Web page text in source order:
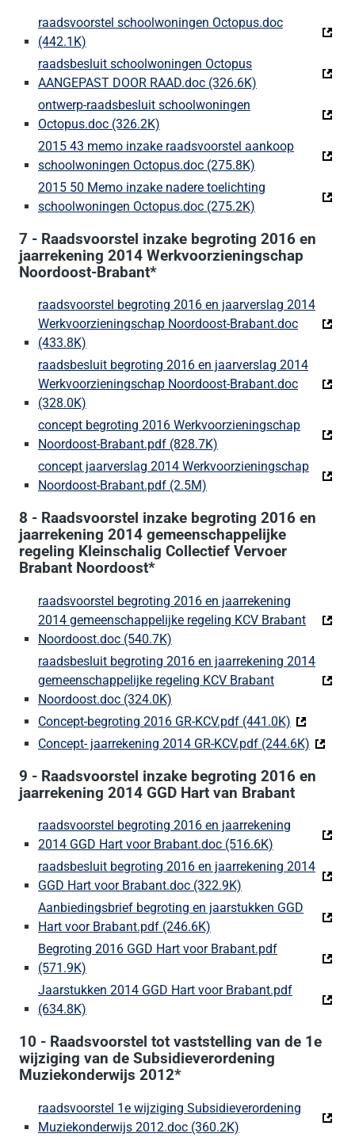
raadsvoorstel schoolwoningen Octopus.doc
(442.1K)
raadsbesluit schoolwoningen Octopus
AANGEPAST DOOR RAAD.doc (326.6K) (Deze link gaat
ontwerp-raadsbesluit schoolwoningen
Octopus.doc (326.2K) (Deze link gaat naar een externe
2015 43 memo inzake raadsvoorstel aankoop
schoolwoningen Octopus.doc (275.8K) (Deze link gaat
2015 50 Memo inzake nadere toelichting
schoolwoningen Octopus.doc (275.2K) (Deze link gaat
7 - Raadsvoorstel inzake begroting 2016 en
jaarrekening 2014 Werkvoorzieningschap
Noordoost-Brabant*
raadsvoorstel begroting 2016 en jaarverslag 2014
Werkvoorzieningschap Noordoost-Brabant.doc
(433.8K)
raadsbesluit begroting 2016 en jaarverslag 2014
Werkvoorzieningschap Noordoost-Brabant.doc
(328.0K)
concept begroting 2016 Werkvoorzieningschap
Noordoost-Brabant.pdf (828.7K) (Deze link gaat naar
concept jaarverslag 2014 Werkvoorzieningschap
Noordoost-Brabant.pdf (2.5M) (Deze link gaat naar een
8 - Raadsvoorstel inzake begroting 2016 en
jaarrekening 2014 gemeenschappelijke
regeling Kleinschalig Collectief Vervoer
Brabant Noordoost*
raadsvoorstel begroting 2016 en jaarrekening
2014 gemeenschappelijke regeling KCV Brabant
Noordoost.doc (540.7K)
raadsbesluit begroting 2016 en jaarrekening 2014
gemeenschappelijke regeling KCV Brabant
Noordoost.doc (324.0K)
Concept-begroting 2016 GR-KCV.pdf (441.0K) (Deze link
Concept- jaarrekening 2014 GR-KCV.pdf (244.6K) (Deze
9 - Raadsvoorstel inzake begroting 2016 en
jaarrekening 2014 GGD Hart van Brabant
raadsvoorstel begroting 2016 en jaarrekening
2014 GGD Hart voor Brabant.doc (516.6K) (Deze link
raadsbesluit begroting 2016 en jaarrekening 2014
GGD Hart voor Brabant.doc (322.9K) (Deze link gaat
Aanbiedingsbrief begroting en jaarstukken GGD
Hart voor Brabant.pdf (246.6K) (Deze link gaat naar een
Begroting 2016 GGD Hart voor Brabant.pdf
(571.9K)
Jaarstukken 2014 GGD Hart voor Brabant.pdf
(634.8K)
10 - Raadsvoorstel tot vaststelling van de 1e
wijziging van de Subsidieverordening
Muziekonderwijs 2012*
raadsvoorstel 1e wijziging Subsidieverordening
Muziekonderwijs 2012.doc (360.2K) (Deze link gaat